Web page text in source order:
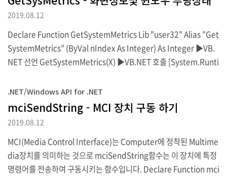
▶C# 호출 속도를 반환하는 값의 단위는 1/1000초이며 만일 0의 값
를 의미합니다.
2019.08.12
Declare Function GetSystemMetrics Lib "user32" Alias "Get
SystemMetrics" (ByVal nIndex As Integer) As Integer ▶VB.
NET 선언 GetSystemMetrics(X) ▶VB.NET 호출 [System.Runti
extern int GetSystemMetrics(int nIndex); ▶C# 선언 GetSyst
emMetrics(X).ToString(); ▶C# 호출 인수값 반환값 0 해상도 가
로넓이 1 해상도 세로높이 2 수직스크롤바에서의 화살표 넒이 3 수평
.NET/Windows API for .NET
mciSendString - MCI 장치 구동 하기
2019.08.12
MCI(Media Control Interface)는 Computer에 정착된 Multime
dia장치를 의미하는 것으로 mciSendString함수는 이 장치에 특정
명령어를 전송하여 구동시키는 함수입니다. Declare Function mci